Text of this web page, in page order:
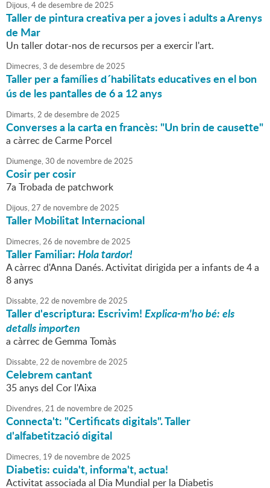
Dijous,4dedesembrede2025
Taller de pintura creativa per a joves i adults a Arenys
de Mar
Un taller dotar-nos de recursos per a exercir l'art.
Dimecres,3 dedesembrede2025
Taller per a famílies d´habilitats educatives en el bon
ús de les pantalles de 6 a 12 anys
Dimarts,2 dedesembrede2025
Converses a la carta en francès: "Un brin de causette"
a càrrec de Carme Porcel
Diumenge,30 de novembrede2025
Cosir per cosir
7a Trobada de patchwork
Dijous,27 de novembrede2025
Taller Mobilitat Internacional
Dimecres,26 de novembrede2025
Taller Familiar:Hola tardor!
A càrrec d'Anna Danés. Activitat dirigida per a infants de 4 a
8 anys
Dissabte,22 de novembrede2025
Taller d'escriptura: Escrivim!Explica-m'ho bé: els
detalls importen
a càrrec de Gemma Tomàs
Dissabte,22 de novembrede2025
Celebrem cantant
35 anys del Cor l'Aixa
Divendres,21 de novembrede2025
Connecta't: "Certificats digitals". Taller
d'alfabetització digital
Dimecres, 19 de novembrede2025
Diabetis: cuida't, informa't, actua!
Activitat associada al Dia Mundial per la Diabetis